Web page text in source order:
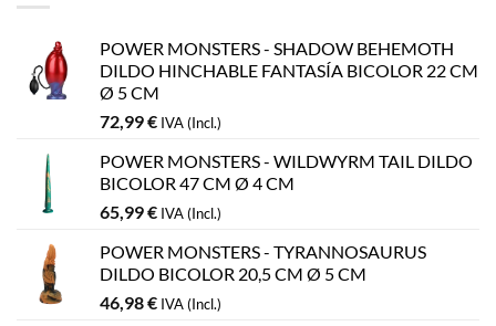
POWER MONSTERS - SHADOW BEHEMOTH
DILDO HINCHABLE FANTASÍA BICOLOR 22 CM
Ø 5 CM
72,99€ IVA (Incl.)
POWER MONSTERS - WILDWYRM TAIL DILDO
BICOLOR 47 CM Ø 4 CM
65,99€ IVA (Incl.)
POWER MONSTERS - TYRANNOSAURUS
DILDO BICOLOR 20,5 CM Ø 5 CM
46,98€ IVA (Incl.)